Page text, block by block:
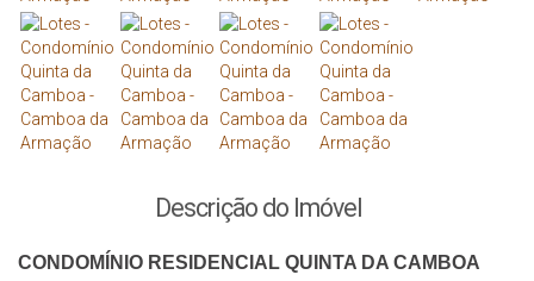
Descrição do Imóvel
CONDOMÍNIO RESIDENCIAL QUINTA DA CAMBOA